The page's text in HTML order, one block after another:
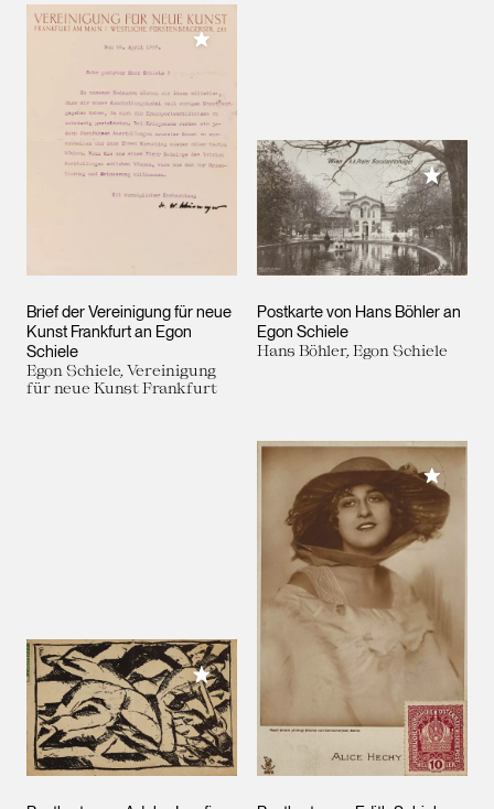
Brief der Vereinigung für neue
Kunst Frankfurt an Egon
Schiele
Egon Schiele, Vereinigung
für neue Kunst Frankfurt
Meiner Sammlung hinzufügen
Postkarte von Hans Böhler an
Egon Schiele
Hans Böhler, Egon Schiele
Meiner
Meiner Sammlung hinzufügen
Meiner